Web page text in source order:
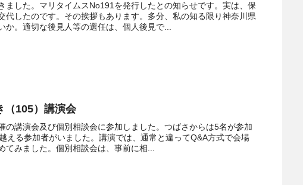
ました。マリタイムスNo191を発行したとの知らせです。実は、保
代したのです。その挨拶もあります。多分、私の知る限り神奈川県
か。適切な後見人等の選任は、個人後見で...
（105）講演会
の講演会及び個別相談会に参加しました。つばさからは5名が参加
える参加者がいました。講演では、通常と違ってQ&A方式で会場
てみました。個別相談会は、事前に相...